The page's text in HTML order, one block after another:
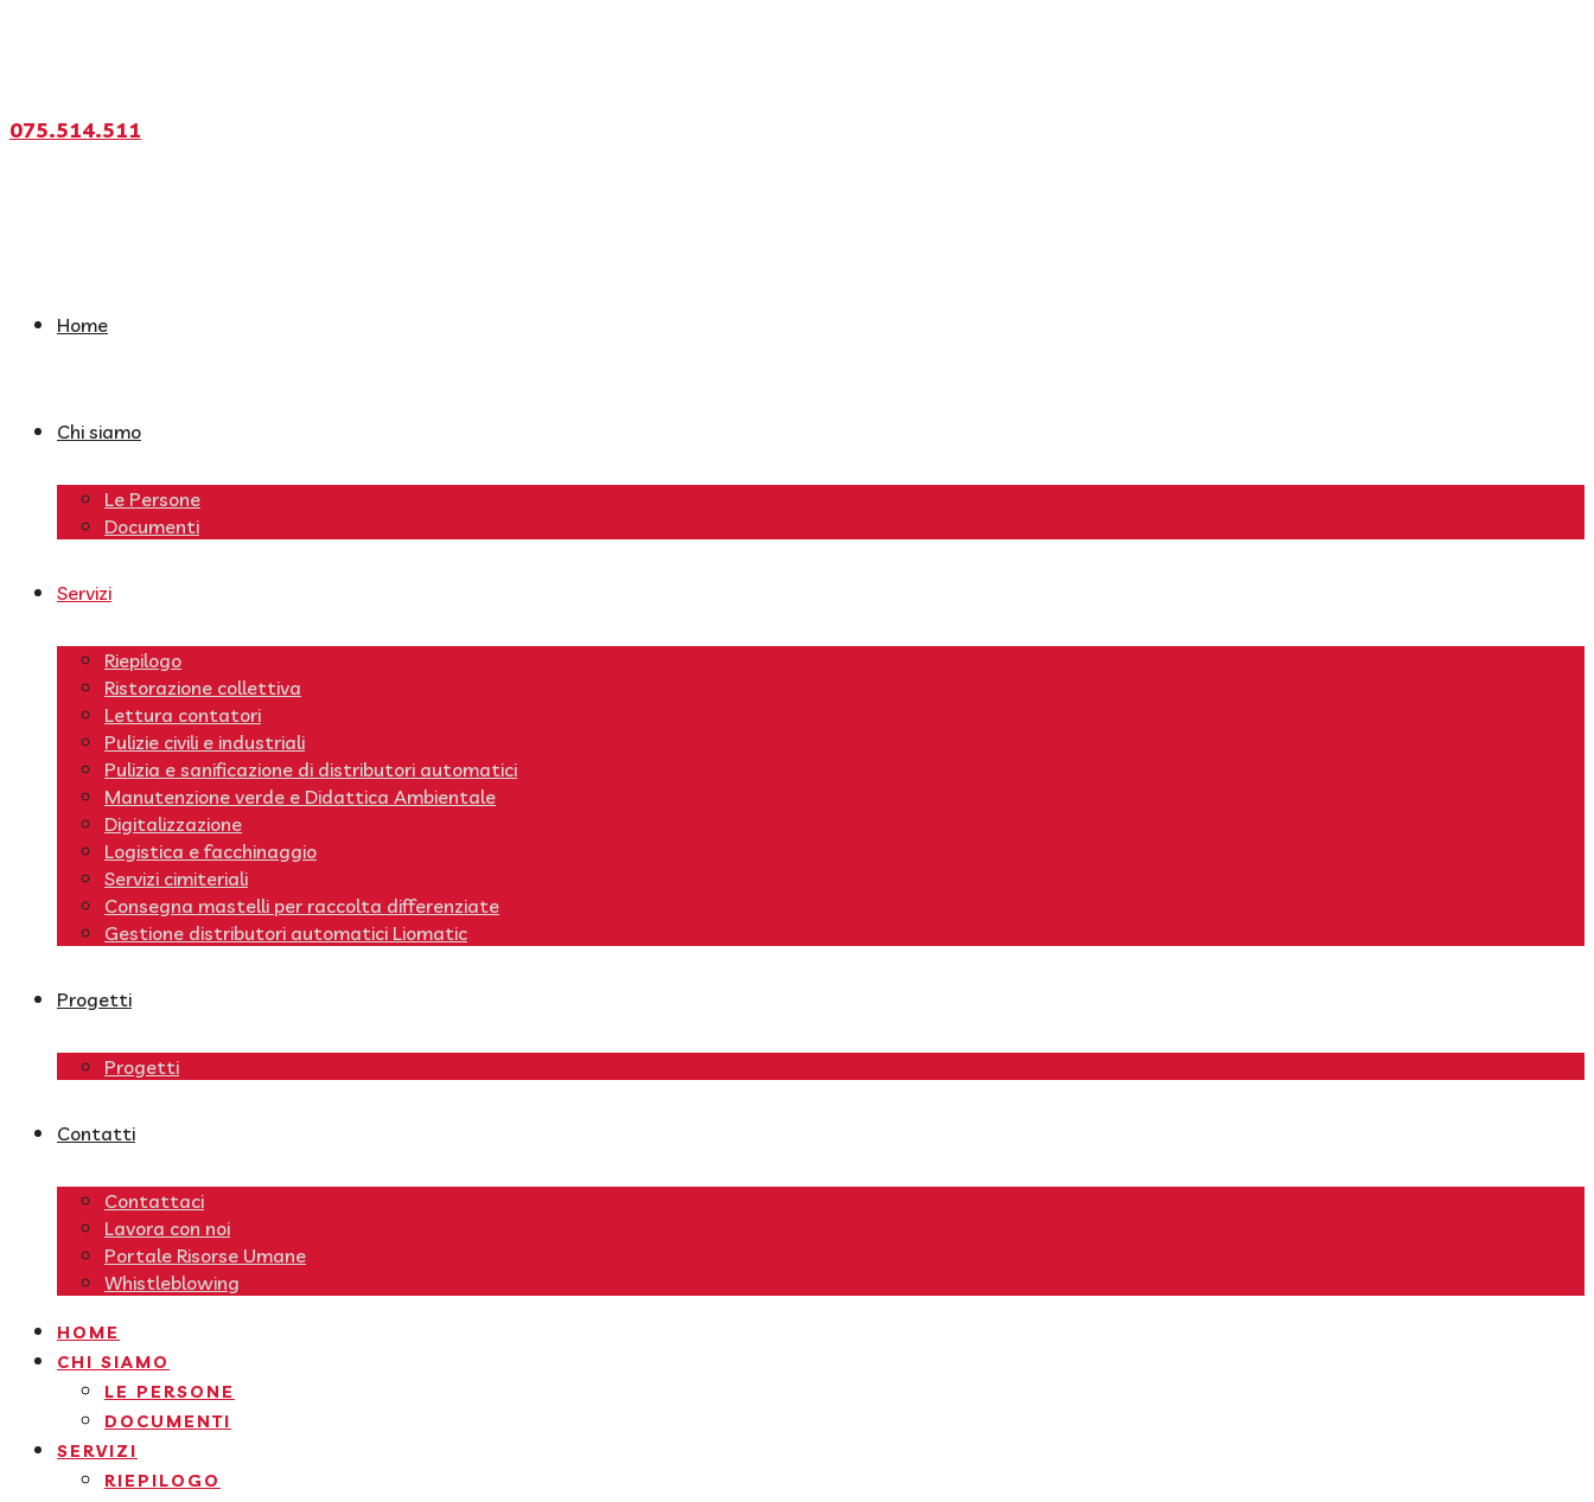
075.514.511
Home
Chi siamo
Le Persone
Documenti
Servizi
Riepilogo
Ristorazione collettiva
Lettura contatori
Pulizie civili e industriali
Pulizia e sanificazione di distributori automatici
Manutenzione verde e Didattica Ambientale
Digitalizzazione
Logistica e facchinaggio
Servizi cimiteriali
Consegna mastelli per raccolta differenziate
Gestione distributori automatici Liomatic
Progetti
Progetti
Contatti
Contattaci
Lavora con noi
Portale Risorse Umane
Whistleblowing
HOME
CHI SIAMO
LE PERSONE
DOCUMENTI
SERVIZI
RIEPILOGO